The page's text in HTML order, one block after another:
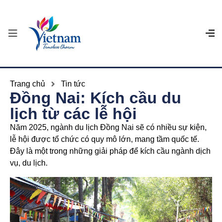
Trang chủ Tin tức
Đồng Nai: Kích cầu du
lịch từ các lễ hội
Năm 2025, ngành du lịch Đồng Nai sẽ có nhiều sự kiện,
lễ hội được tổ chức có quy mô lớn, mang tầm quốc tế.
Đây là một trong những giải pháp để kích cầu ngành dịch
vụ, du lịch.